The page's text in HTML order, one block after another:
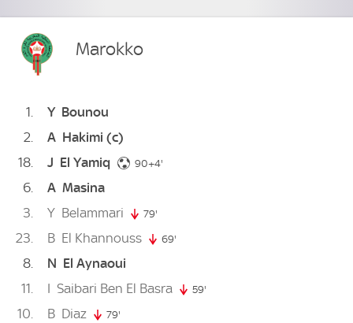
Marokko
1 Y Bounou
2
A Hakimi (c)
18
J El Yamiq 90+4'
6 A Masina
3
Y Belammari 79'
23 B El Khannouss 69'
8 N El Aynaoui
11
I Saibari Ben El Basra 59'
10 B Diaz 79'